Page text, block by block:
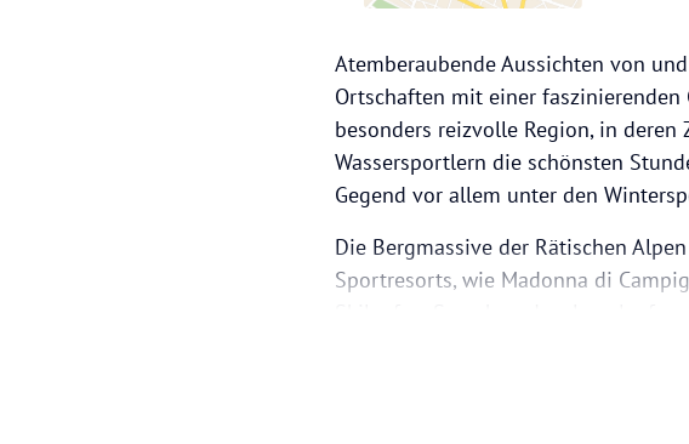
Atemberaubende Aussichten von
Ortschaften mit einer
besonders reizvolle Region, in
Wassersportlern die schönsten
Gegend vor allem unter den
Die Bergmassive der Rätischen
Sportresorts, wie Madonna di
als auch Profis werden hier die